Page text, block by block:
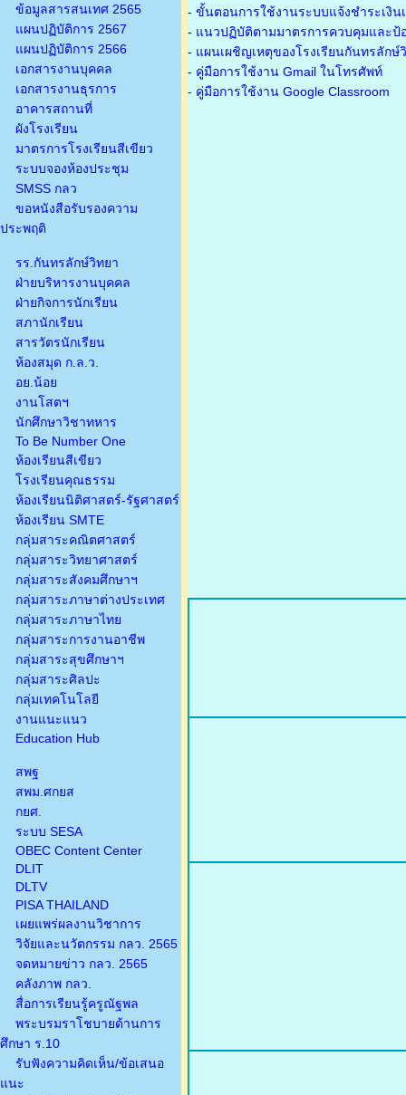
ข้อมูลสารสนเทศ 2565
แผนปฏิบัติการ 2567
แผนปฏิบัติการ 2566
เอกสารงานบุคคล
เอกสารงานธุรการ
อาคารสถานที่
ผังโรงเรียน
มาตรการโรงเรียนสีเขียว
ระบบจองห้องประชุม
SMSS กลว
ขอหนังสือรับรองความ
ประพฤติ
รร.กันทรลักษ์วิทยา
ฝ่ายบริหารงานบุคคล
ฝ่ายกิจการนักเรียน
สภานักเรียน
สารวัตรนักเรียน
ห้องสมุด ก.ล.ว.
อย.น้อย
งานโสตฯ
นักศึกษาวิชาทหาร
To Be Number One
ห้องเรียนสีเขียว
โรงเรียนคุณธรรม
ห้องเรียนนิติศาสตร์-รัฐศาสตร์
ห้องเรียน SMTE
กลุ่มสาระคณิตศาสตร์
กลุ่มสาระวิทยาศาสตร์
กลุ่มสาระสังคมศึกษาฯ
กลุ่มสาระภาษาต่างประเทศ
กลุ่มสาระภาษาไทย
กลุ่มสาระการงานอาชีพ
กลุ่มสาระสุขศึกษาฯ
กลุ่มสาระศิลปะ
กลุ่มเทคโนโลยี
งานแนะแนว
Education Hub
สพฐ
สพม.ศกยส
กยศ.
ระบบ SESA
OBEC Content Center
DLIT
DLTV
PISA THAILAND
เผยแพร่ผลงานวิชาการ
วิจัยและนวัตกรรม กลว. 2565
จดหมายข่าว กลว. 2565
คลังภาพ กลว.
สื่อการเรียนรู้ครูณัฐพล
พระบรมราโชบายด้านการ
ศึกษา ร.10
รับฟังความคิดเห็น/ข้อเสนอ
แนะ
- ขั้นตอนการใช้งานระบบแจ้งชำระเงิน
- แนวปฏิบัติตามมาตรการควบคุมและป้
- แผนเผชิญเหตุของโรงเรียนกันทรลัก
- คู่มือการใช้งาน Gmail ในโทรศัพท์
- คู่มือการใช้งาน Google Classroom